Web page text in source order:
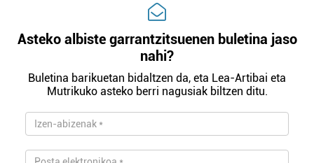
Asteko albiste garrantzitsuenen buletina jaso
nahi?
Buletina barikuetan bidaltzen da, eta Lea-Artibai eta
Mutrikuko asteko berri nagusiak biltzen ditu.